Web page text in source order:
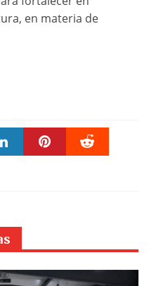
en materia de